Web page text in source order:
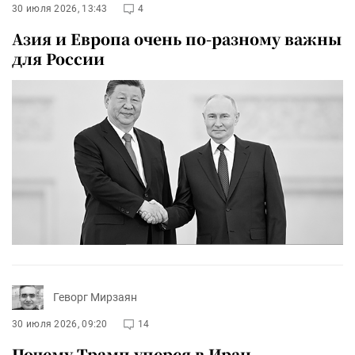
30 июля 2026, 13:43 4
Азия и Европа очень по-разному важны
для России
Геворг Мирзаян
30 июля 2026, 09:20 14